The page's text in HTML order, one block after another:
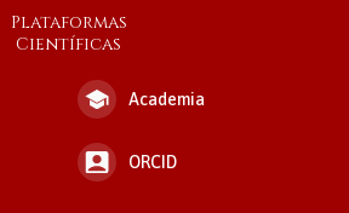
Plataformas
Científicas
Academia
ORCID